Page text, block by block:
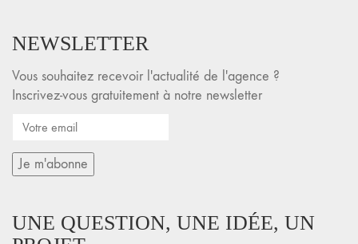
NEWSLETTER
Vous souhaitez recevoir l'actualité de l'agence ?
Inscrivez-vous gratuitement à notre newsletter
UNE QUESTION, UNE IDÉE, UN